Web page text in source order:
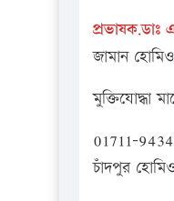
প্রভাষক.ডাঃ
জামান
মুক্তিযোদ্ধা
01711-
চাঁদপুর